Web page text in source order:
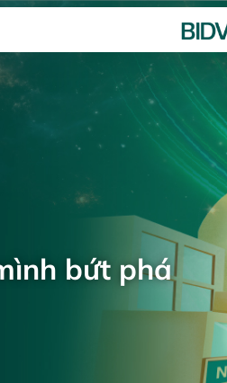
bứt phá